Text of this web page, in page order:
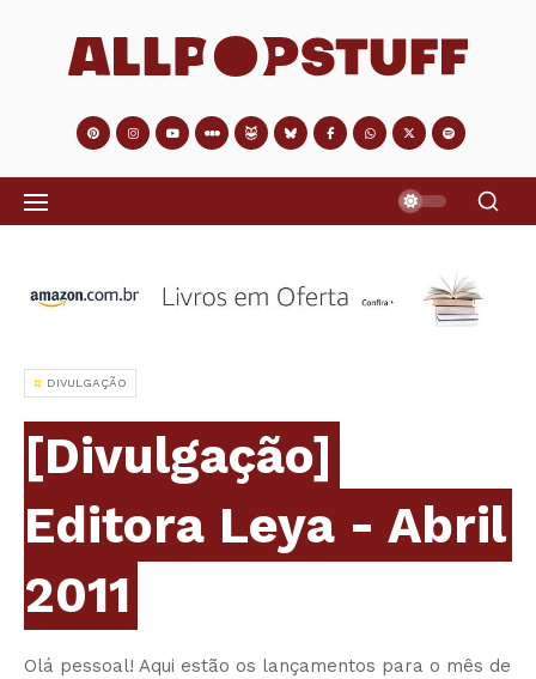
DIVULGAÇÃO
[Divulgação]
Editora Leya - Abril
2011
Olá pessoal! Aqui estão os lançamentos para o mês de